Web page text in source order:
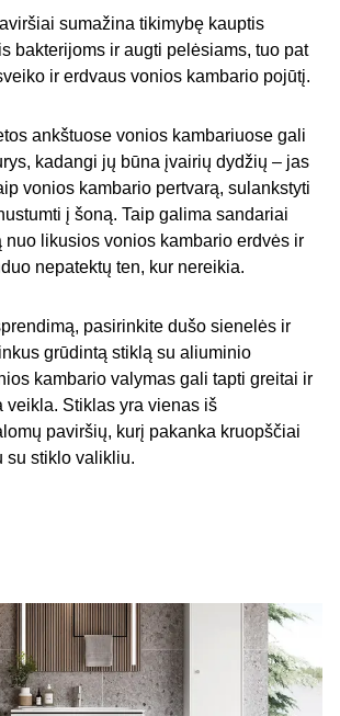
sumažina tikimybę kauptis
bakterijoms ir augti pelėsiams, tuo pat
ir erdvaus vonios kambario pojūtį.
ankštuose vonios kambariuose gali
kadangi jų būna įvairių dydžių – jas
vonios kambario pertvarą, sulankstyti
į šoną. Taip galima sandariai
nuo likusios vonios kambario erdvės ir
nepatektų ten, kur nereikia.
pasirinkite dušo sienelės ir
grūdintą stiklą su aliuminio
kambario valymas gali tapti greitai ir
veikla. Stiklas yra vienas iš
paviršių, kurį pakanka kruopščiai
su stiklo valikliu.